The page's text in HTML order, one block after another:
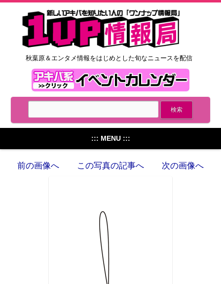
秋葉原＆エンタメ情報をはじめとした旬なニュースを配信
::: MENU :::
前の画像へ この写真の記事へ 次の画像へ